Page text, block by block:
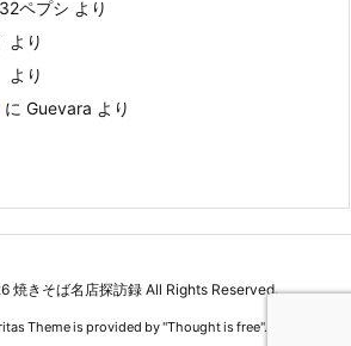
ペプシ より
より
より
に Guevara より
焼きそば名店探訪録 All Rights Reserved.
Theme is provided by "Thought is free".